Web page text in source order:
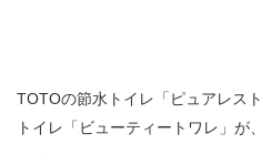
TOTOの節水トイレ「ピュアレス
トイレ「ビューティートワレ」が